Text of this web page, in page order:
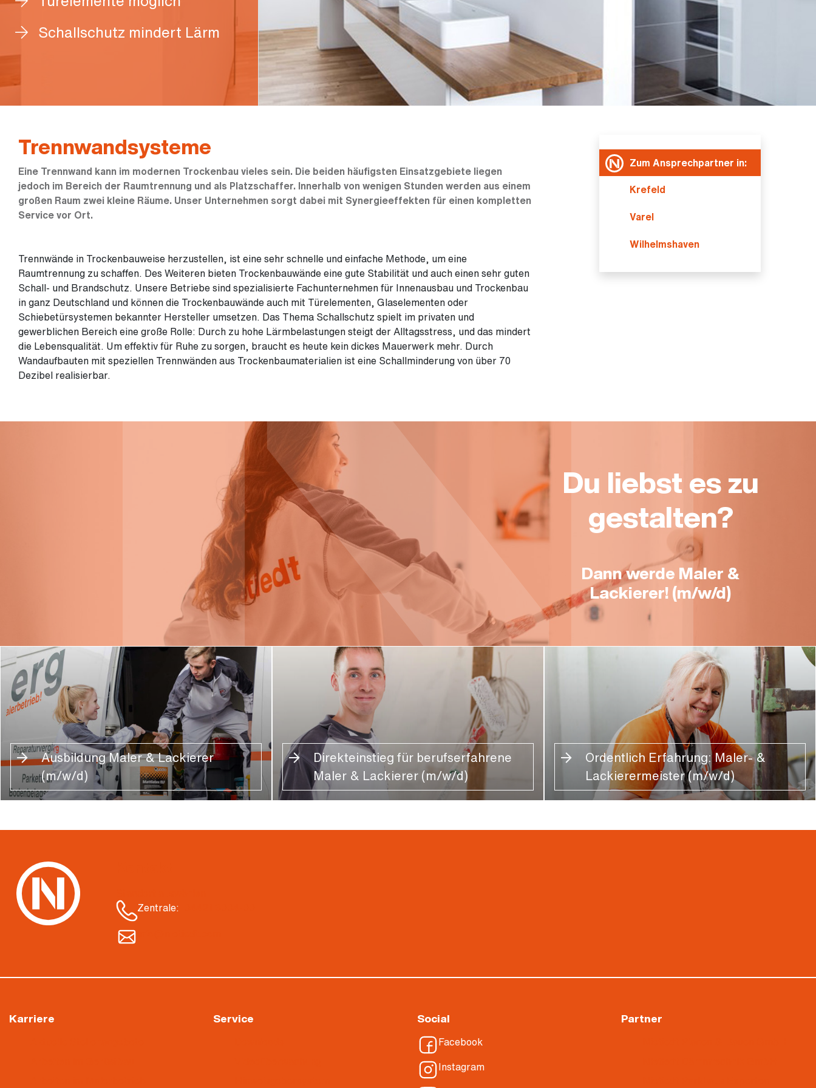
Schallschutz mindert Lärm
Trennwandsysteme
Eine Trennwand kann im modernen Trockenbau vieles sein. Die beiden häufigsten Einsatzgebiete liegen
jedoch im Bereich der Raumtrennung und als Platzschaffer. Innerhalb von wenigen Stunden werden aus einem
großen Raum zwei kleine Räume. Unser Unternehmen sorgt dabei mit Synergieeffekten für einen kompletten
Service vor Ort.
Trennwände in Trockenbauweise herzustellen, ist eine sehr schnelle und einfache Methode, um eine
Raumtrennung zu schaffen. Des Weiteren bieten Trockenbauwände eine gute Stabilität und auch einen sehr guten
Schall- und Brandschutz. Unsere Betriebe sind spezialisierte Fachunternehmen für Innenausbau und Trockenbau
in ganz Deutschland und können die Trockenbauwände auch mit Türelementen, Glaselementen oder
Schiebetürsystemen bekannter Hersteller umsetzen. Das Thema Schallschutz spielt im privaten und
gewerblichen Bereich eine große Rolle: Durch zu hohe Lärmbelastungen steigt der Alltagsstress, und das mindert
die Lebensqualität. Um effektiv für Ruhe zu sorgen, braucht es heute kein dickes Mauerwerk mehr. Durch
Wandaufbauten mit speziellen Trennwänden aus Trockenbaumaterialien ist eine Schallminderung von über 70
Dezibel realisierbar.
Zum Ansprechpartner in:
Krefeld
Varel
Wilhelmshaven
Du liebst es zu
gestalten?
Dann werde Maler &
Lackierer! (m/w/d)
Ausbildung Maler & Lackierer
(m/w/d)
Direkteinstieg für berufserfahrene
Maler & Lackierer (m/w/d)
Ordentlich Erfahrung: Maler- &
Lackierermeister (m/w/d)
Zentrale:
Karriere Service Social
Facebook
Instagram
Partner